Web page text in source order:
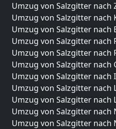
Umzug von Salzgitter nach
Umzug von Salzgitter nach
Umzug von Salzgitter nach
Umzug von Salzgitter nach
Umzug von Salzgitter nach
Umzug von Salzgitter nach
Umzug von Salzgitter nach
Umzug von Salzgitter nach
Umzug von Salzgitter nach
Umzug von Salzgitter nach
Umzug von Salzgitter nach